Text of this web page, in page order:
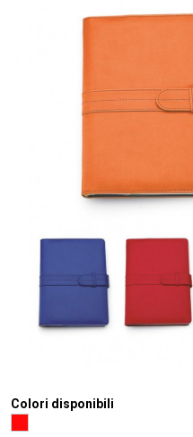
Colori disponibili